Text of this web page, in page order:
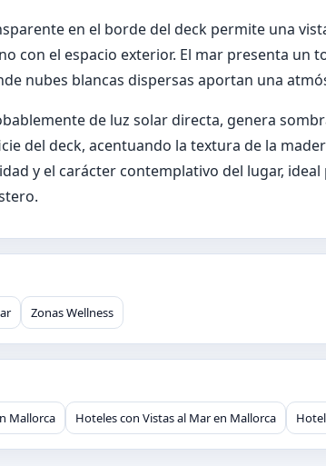
en el borde del deck permite una
con el espacio exterior. El mar presenta un
nubes blancas dispersas aportan una
de luz solar directa, genera
del deck, acentuando la textura de la
y el carácter contemplativo del lugar,
Zonas Wellness
Mallorca Hoteles con Vistas al Mar en Mallorca